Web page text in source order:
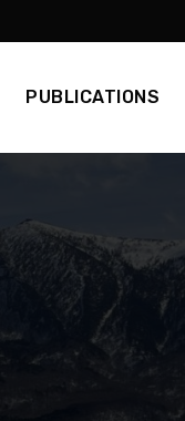
PUBLICATIONS